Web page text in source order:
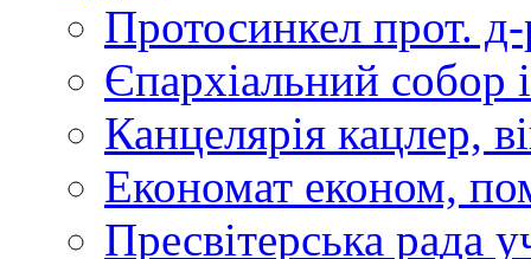
Протосинкел прот.
Єпархіальний собор
Канцелярія кацлер,
Економат економ,
Пресвітерська рада